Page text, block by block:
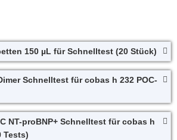
150 µL für Schnelltest (20 Stück)
Schnelltest für cobas h 232 POC-
NT-proBNP+ Schnelltest für cobas h
Tests)